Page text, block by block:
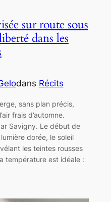
sur route sous
dans les
dans Récits
sans plan précis,
frais d’automne.
Savigny. Le début de
lumière dorée, le soleil
les teintes rousses
température est idéale :